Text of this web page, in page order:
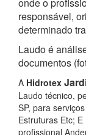
responsável,
determinado
Laudo é
documentos
A Hidrotex
Laudo técnico,
SP, para
Estruturas Etc;
profissional